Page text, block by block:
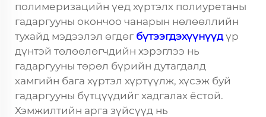
полимеризацийн үед хүртэлх полиуретаны
гадаргууны окончоо чанарын нөлөөллийн
тухайд мэдээлэл өгдөг бүтээгдэхүүнүүдүр
дүнтэй төлөөлөгчдийн хэрэглээ нь
гадаргууны төрөл бүрийн дутагдалд
хамгийн бага хүртэл хүртүүлж, хүсэж буй
гадаргууны бүтцүүдийг хадгалах ёстой.
Хэмжилтийн арга зүйсүүд нь